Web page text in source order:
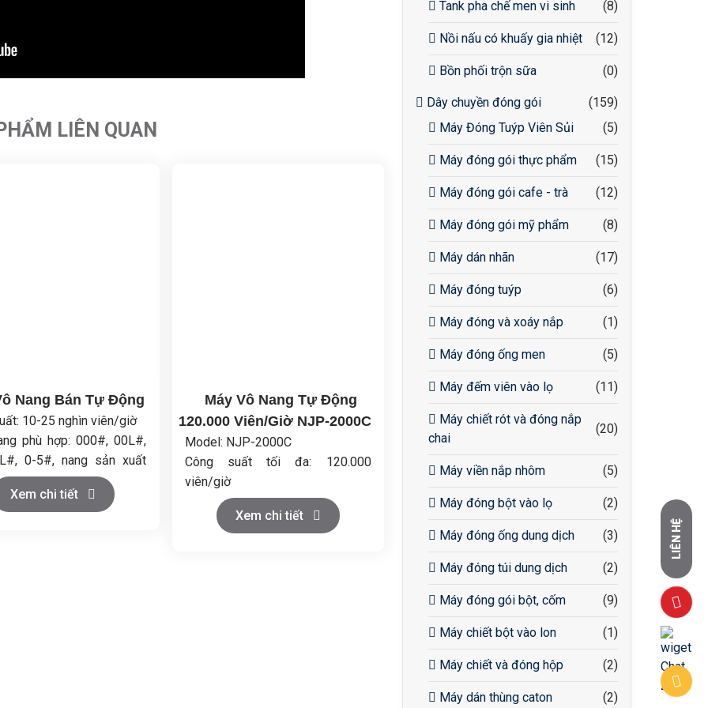
LIÊN QUAN
Nang Bán Tự Động
10-25 nghìn viên/giờ
phù hợp: 000#, 00L#,
0-5#, nang sản xuất
Thép không gỉ
Xem chi tiết
Máy Vô Nang Tự Động
120.000 Viên/Giờ NJP-2000C
Model: NJP-2000C
Công suất tối đa: 120.000
viên/giờ
Phù hợp với kích thước viên
nang: 00#-5# và hộp an toàn
Xem chi tiết
Tank pha chế men vi sinh (8)
Nồi nấu có khuấy gia nhiệt (12)
Bồn phối trộn sữa (0)
Dây chuyền đóng gói
(159)
Máy Đóng Tuýp Viên Sủi
(5)
Máy đóng gói thực phẩm (15)
Máy đóng gói cafe - trà (12)
Máy đóng gói mỹ phẩm (8)
Máy dán nhãn (17)
Máy đóng tuýp (6)
Máy đóng và xoáy nắp (1)
Máy đóng ống men (5)
Máy đếm viên vào lọ (11)
Máy chiết rót và đóng nắp
chai
(20)
Máy viền nắp nhôm (5)
Máy đóng bột vào lọ (2)
Máy đóng ống dung dịch (3)
Máy đóng túi dung dịch (2)
Máy đóng gói bột, cốm (9)
Máy chiết bột vào lon (1)
Máy chiết và đóng hộp (2)
Máy dán thùng caton (2)
LIÊN HỆ